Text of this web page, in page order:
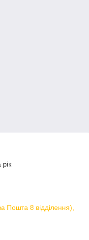
Пошта 8 відділення),